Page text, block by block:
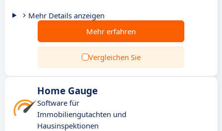
Mehr Details anzeigen
Mehr erfahren
Vergleichen Sie
Home Gauge
Software für
Immobiliengutachten und
Hausinspektionen